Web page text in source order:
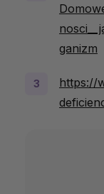
ganizm
https://